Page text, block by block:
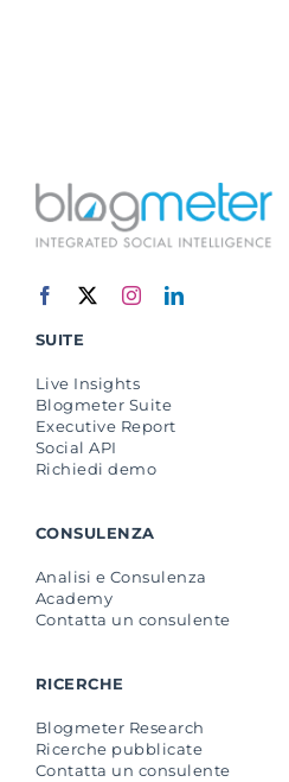
SUITE
Live Insights
Blogmeter Suite
Executive Report
Social API
Richiedi demo
CONSULENZA
Analisi e Consulenza
Academy
Contatta un consulente
RICERCHE
Blogmeter Research
Ricerche pubblicate
Contatta un consulente